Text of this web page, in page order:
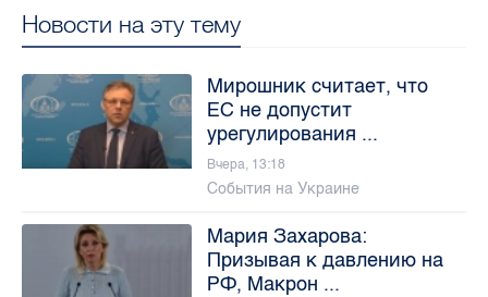
Новости на эту тему
Мирошник считает, что
ЕС не допустит
урегулирования ...
Вчера, 13:18
События на Украине
Мария Захарова:
Призывая к давлению на
РФ, Макрон ...